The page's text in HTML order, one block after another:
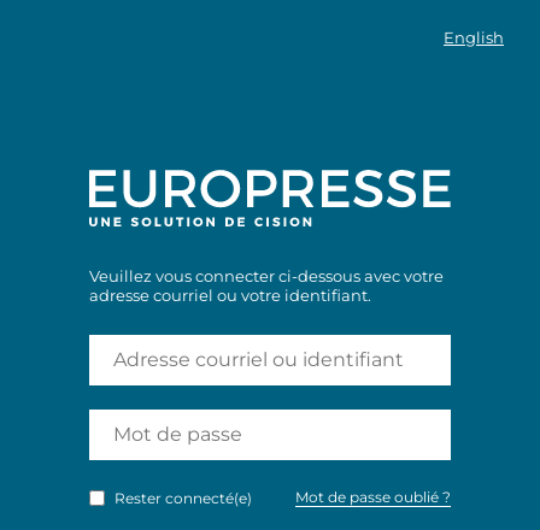
English
Veuillez vous connecter ci-dessous avec votre
adresse courriel ou votre identifiant.
Rester connecté(e) Mot de passe oublié ?